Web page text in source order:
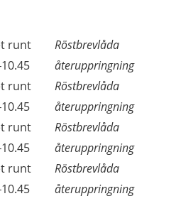
runt
Röstbrevlåda
återuppringning
runt
Röstbrevlåda
återuppringning
runt
Röstbrevlåda
återuppringning
runt
Röstbrevlåda
återuppringning